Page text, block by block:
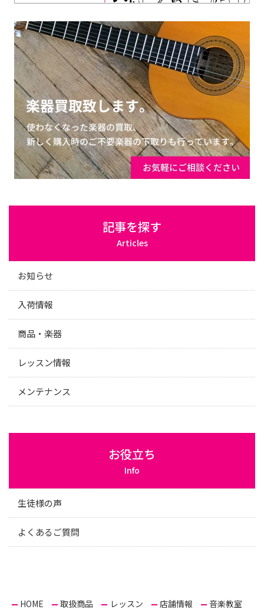
記事を探す
Articles
お知らせ
入荷情報
商品・楽器
レッスン情報
メンテナンス
お役立ち
Info
生徒様の声
よくあるご質問
HOME 取扱商品 レッスン 店舗情報
音楽教室